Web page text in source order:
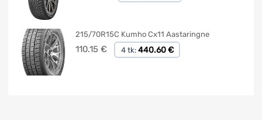
215/70R15C Kumho Cx11 Aastaringne
110.15 € 4 tk: 440.60 €